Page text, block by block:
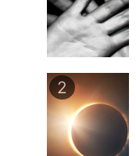
2